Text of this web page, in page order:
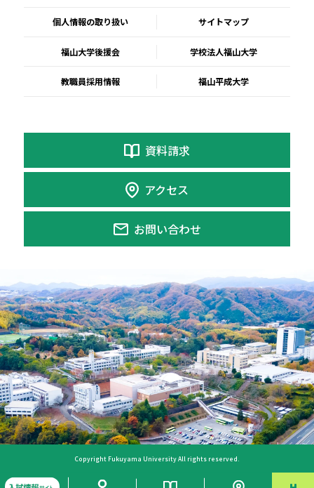
個人情報の取り扱い サイトマップ
福山大学後援会 学校法人福山大学
教職員採用情報 福山平成大学
資料請求
アクセス
お問い合わせ
Copyright Fukuyama University All rights reserved.